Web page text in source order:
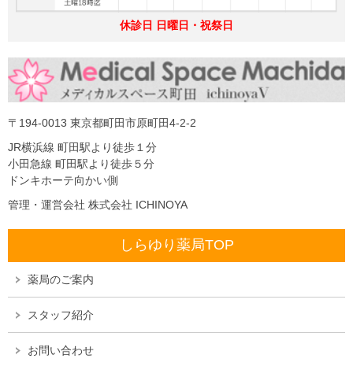
休診日 日曜日・祝祭日
〒194-0013 東京都町田市原町田4-2-2
JR横浜線 町田駅より徒歩１分
小田急線 町田駅より徒歩５分
ドンキホーテ向かい側
管理・運営会社 株式会社 ICHINOYA
しらゆり薬局TOP
薬局のご案内
スタッフ紹介
お問い合わせ